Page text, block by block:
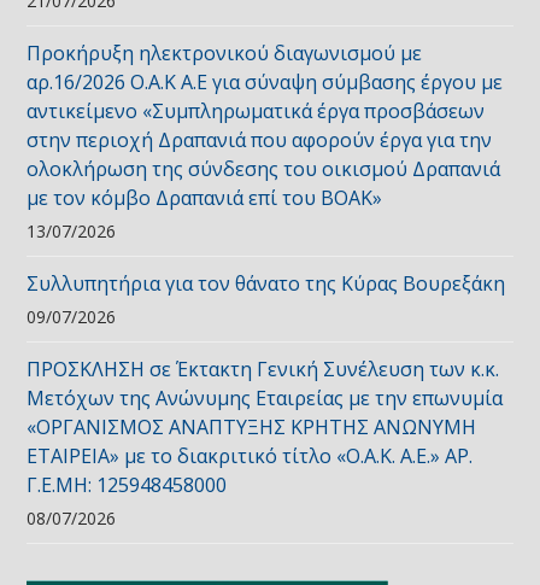
Προκήρυξη ηλεκτρονικού διαγωνισμού με
αρ.16/2026 Ο.Α.Κ Α.Ε για σύναψη σύμβασης έργου με
αντικείμενο «Συμπληρωματικά έργα προσβάσεων
στην περιοχή Δραπανιά που αφορούν έργα για την
ολοκλήρωση της σύνδεσης του οικισμού Δραπανιά
με τον κόμβο Δραπανιά επί του ΒΟΑΚ»
13/07/2026
Συλλυπητήρια για τον θάνατο της Κύρας Βουρεξάκη
09/07/2026
ΠΡΟΣΚΛΗΣΗ σε Έκτακτη Γενική Συνέλευση των κ.κ.
Μετόχων της Ανώνυμης Εταιρείας με την επωνυμία
«ΟΡΓΑΝΙΣΜΟΣ ΑΝΑΠΤΥΞΗΣ ΚΡΗΤΗΣ ΑΝΩΝΥΜΗ
ΕΤΑΙΡΕΙΑ» με το διακριτικό τίτλο «Ο.Α.Κ. Α.Ε.» ΑΡ.
Γ.Ε.ΜΗ: 125948458000
08/07/2026